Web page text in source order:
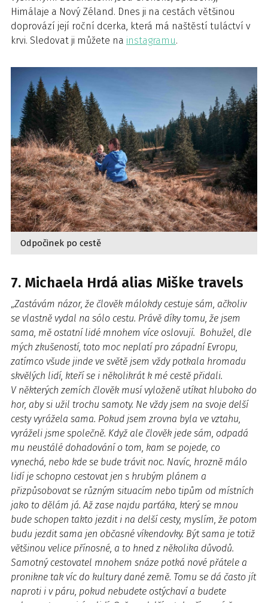
Himálaje a Nový Zéland. Dnes ji na cestách většinou
doprovází její roční dcerka, která má naštěstí tuláctví v
krvi. Sledovat ji můžete na instagramu.
Odpočinek po cestě
7. Michaela Hrdá alias Miške travels
„Zastávám názor, že člověk málokdy cestuje sám, ačkoliv
se vlastně vydal na sólo cestu. Právě díky tomu, že jsem
sama, mě ostatní lidé mnohem více oslovují. Bohužel, dle
mých zkušeností, toto moc neplatí pro západní Evropu,
zatímco všude jinde ve světě jsem vždy potkala hromadu
skvělých lidí, kteří se i několikrát k mé cestě přidali.
V některých zemích člověk musí vyloženě utíkat hluboko do
hor, aby si užil trochu samoty. Ne vždy jsem na svoje delší
cesty vyrážela sama. Pokud jsem zrovna byla ve vztahu,
vyráželi jsme společně. Když ale člověk jede sám, odpadá
mu neustálé dohadování o tom, kam se pojede, co
vynechá, nebo kde se bude trávit noc. Navíc, hrozně málo
lidí je schopno cestovat jen s hrubým plánem a
přizpůsobovat se různým situacím nebo tipům od místních
jako to dělám já. Až zase najdu parťáka, který se mnou
bude schopen takto jezdit i na delší cesty, myslím, že potom
budu jezdit sama jen občasné víkendovky. Být sama je totiž
většinou velice přínosné, a to hned z několika důvodů.
Samotný cestovatel mnohem snáze potká nové přátele a
pronikne tak víc do kultury dané země. Tomu se dá často jít
naproti i v páru, pokud nebudete ostýchaví a budete